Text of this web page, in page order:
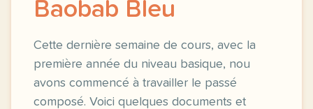
Baobab Bleu
Cette dernière semaine de cours, avec la
première année du niveau basique, nou
avons commencé à travailler le passé
composé. Voici quelques documents et